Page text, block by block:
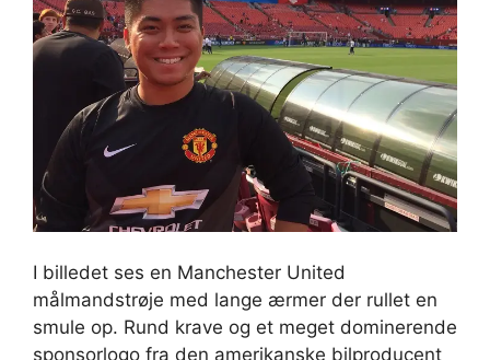
I billedet ses en Manchester United
målmandstrøje med lange ærmer der rullet en
smule op. Rund krave og et meget dominerende
sponsorlogo fra den amerikanske bilproducent